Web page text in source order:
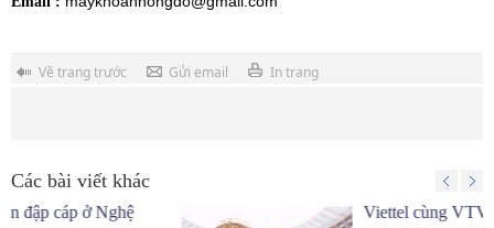
Về trang trước Gửi email In trang
Các bài viết khác
Viettel cùng VTV, Vingroup chi 14-15